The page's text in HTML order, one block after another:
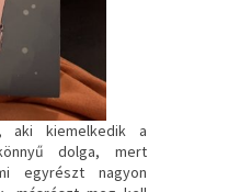
aki kiemelkedik a
dolga, mert
egyrészt nagyon